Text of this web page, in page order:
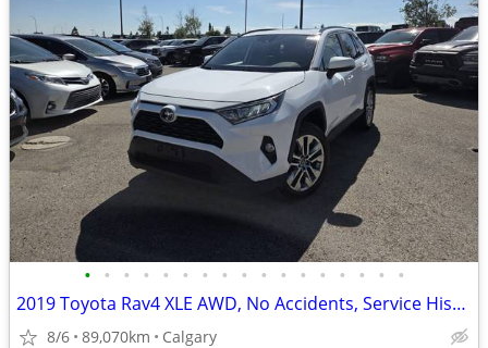
• • • • • • • • • • • • • • • • •
2019 Toyota Rav4 XLE AWD, No Accidents, Service History #11169
8/6 89,070km Calgary